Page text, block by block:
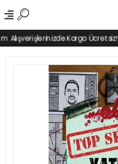
Kargo Ücretsiz!